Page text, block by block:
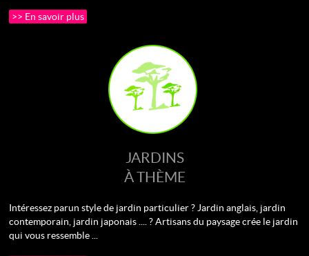
>> En savoir plus
JARDINS
À THÈME
Intéressez par un style de jardin particulier ? Jardin anglais, jardin
contemporain, jardin japonais .... ? Artisans du paysage crée le jardin
qui vous ressemble ...